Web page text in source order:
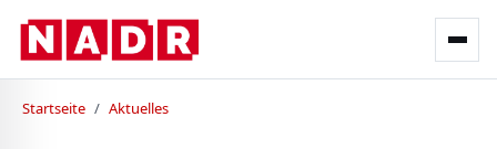
Startseite / Aktuelles